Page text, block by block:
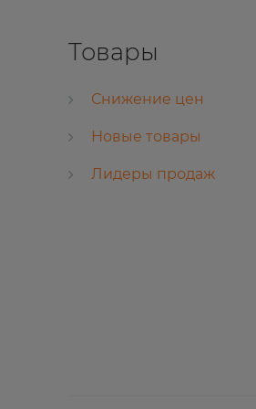
Товары
Снижение цен
Новые товары
Лидеры продаж